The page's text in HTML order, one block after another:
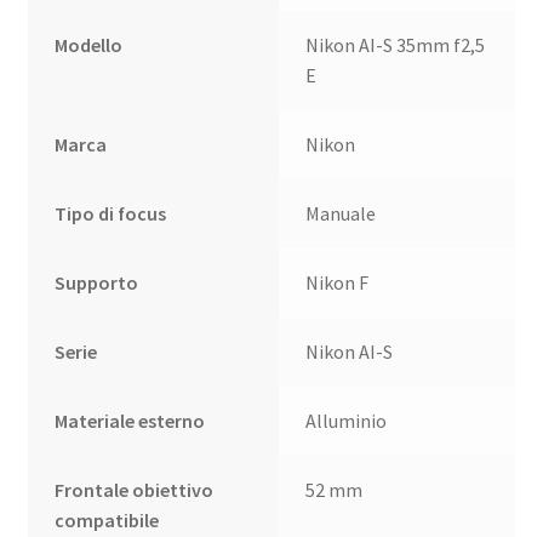
Modello
Nikon AI-S 35mm f2,5
E
Marca Nikon
Tipo di focus Manuale
Supporto Nikon F
Serie Nikon AI-S
Materiale esterno Alluminio
Frontale obiettivo
compatibile
52 mm